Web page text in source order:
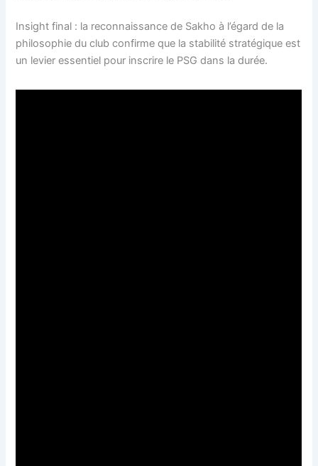
Insight final : la reconnaissance de Sakho à l’égard de la
philosophie du club confirme que la stabilité stratégique est
un levier essentiel pour inscrire le PSG dans la durée.